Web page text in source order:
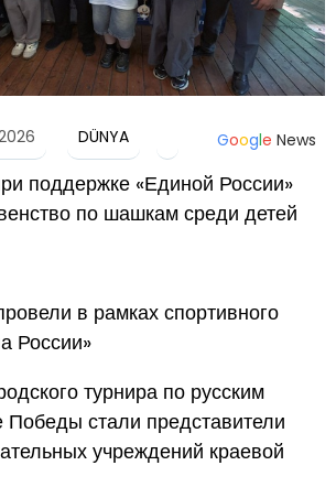
DÜNYA Google News
поддержке «Единой России»
по шашкам среди детей
в рамках спортивного
России»
турнира по русским
стали представители
учреждений краевой